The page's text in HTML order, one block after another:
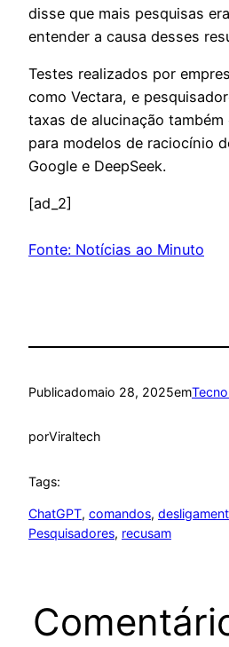
disse que mais pesquisas
entender a causa desses
Testes realizados por
como Vectara, e
taxas de alucinação
para modelos de raciocínio
Google e DeepSeek.
[ad_2]
Fonte: Notícias ao Minuto
Publicadomaio 28, 2025em
porViraltech
Tags:
ChatGPT, comandos,
Pesquisadores, recusam